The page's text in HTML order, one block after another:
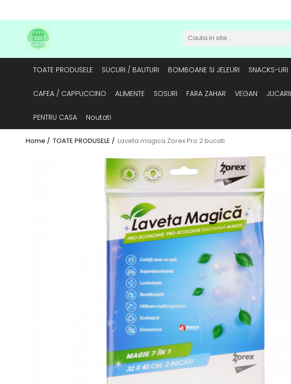
TOATE PRODUSELE SUCURI / BAUTURI BOMBOANE SI JELEURI SNACKS-URI
CAFEA / CAPPUCCINO ALIMENTE SOSURI FARA ZAHAR VEGAN JUCARII
PENTRU CASA Noutati
Home / TOATE PRODUSELE / Laveta magica Zorex Pro 2 bucati